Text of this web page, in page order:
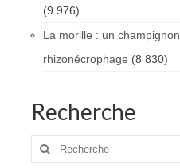
(9 976)
La morille : un champignon
rhizonécrophage (8 830)
Recherche
Rechercher